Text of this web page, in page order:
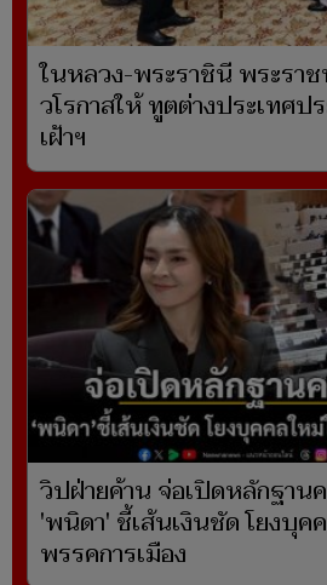
ในหลวง-พระราชินี พระรา
วโรกาสให้ ทูตต่างประเทศป
เฝ้าฯ
วิปฝ่ายค้าน จ่อเปิดหลักฐาน
'พนิดา' ชี้เส้นเงินชัด โยงบุค
พรรคการเมือง